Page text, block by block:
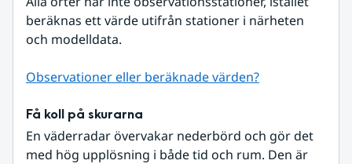
beräknas ett värde utifrån stationer i närheten
och modelldata.
Observationer eller beräknade värden?
Få koll på skurarna
En väderradar övervakar nederbörd och gör det
med hög upplösning i både tid och rum. Den är